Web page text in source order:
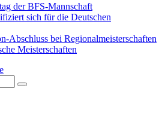
der BFS-Mannschaft
sich für die Deutschen
Abschluss bei Regionalmeisterschaften
Meisterschaften